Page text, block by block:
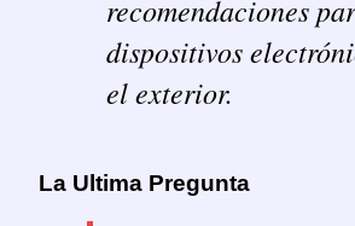
recomendaciones
dispositivos
el exterior.
La Ultima Pregunta